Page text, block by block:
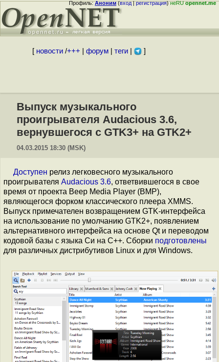
Профиль:Аноним(вход|регистрация)неRUopennet.me
[ новости/+++ форум| теги| ]
Выпуск музыкального
проигрывателя Audacious 3.6,
вернувшегося с GTK3+ на GTK2+
04.03.2015 18:30 (MSK)
Доступен релиз легковесного музыкального
проигрывателя Audacious 3.6, ответвившегося в свое
время от проекта Beep Media Player (BMP),
являющегося форком классического плеера XMMS.
Выпуск примечателен возвращением GTK-интерфейса
на использование по умолчанию GTK2+, появлением
альтернативного интерфейса на основе Qt и переводом
кодовой базы с языка Си на С++. Сборки подготовлены
для различных дистрибутивов Linux и для Windows.